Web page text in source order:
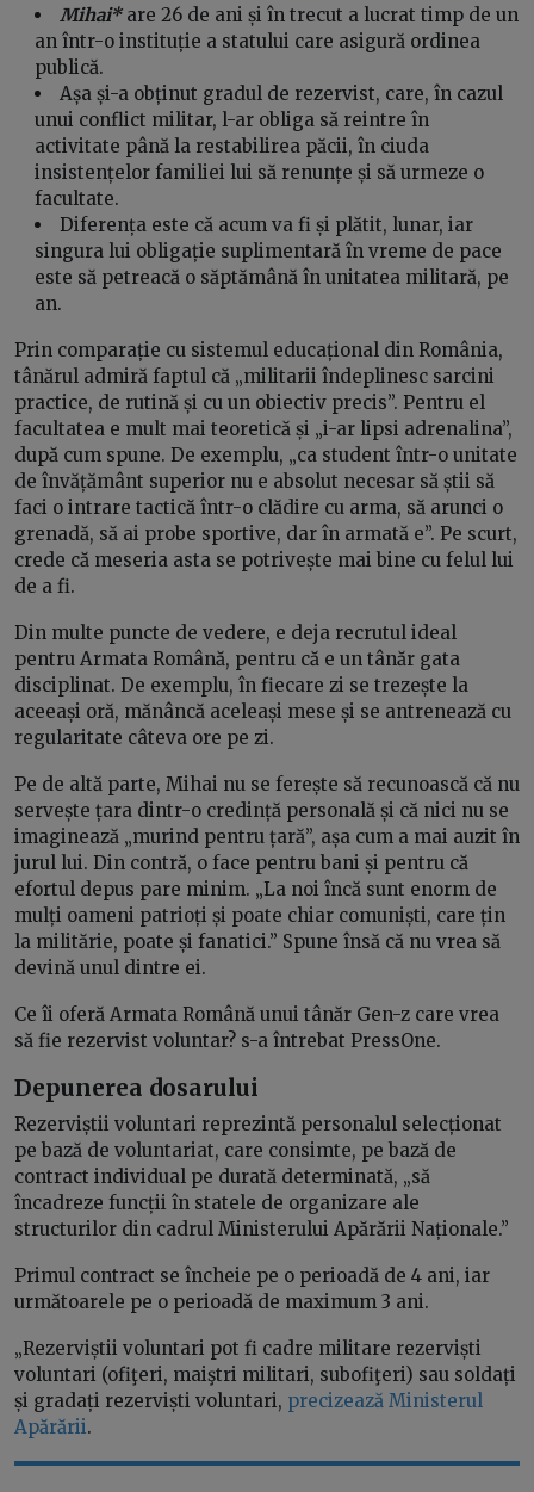
Mihai* are 26 de ani și în trecut a lucrat timp de un
an într-o instituție a statului care asigură ordinea
publică.
Așa și-a obținut gradul de rezervist, care, în cazul
unui conflict militar, l-ar obliga să reintre în
activitate până la restabilirea păcii, în ciuda
insistențelor familiei lui să renunțe și să urmeze o
facultate.
Diferența este că acum va fi și plătit, lunar, iar
singura lui obligație suplimentară în vreme de pace
este să petreacă o săptămână în unitatea militară, pe
an.
Prin comparație cu sistemul educațional din România,
tânărul admiră faptul că „militarii îndeplinesc sarcini
practice, de rutină și cu un obiectiv precis”. Pentru el
facultatea e mult mai teoretică și „i-ar lipsi adrenalina”,
după cum spune. De exemplu, „ca student într-o unitate
de învățământ superior nu e absolut necesar să știi să
faci o intrare tactică într-o clădire cu arma, să arunci o
grenadă, să ai probe sportive, dar în armată e”. Pe scurt,
crede că meseria asta se potrivește mai bine cu felul lui
de a fi.
Din multe puncte de vedere, e deja recrutul ideal
pentru Armata Română, pentru că e un tânăr gata
disciplinat. De exemplu, în fiecare zi se trezește la
aceeași oră, mănâncă aceleași mese și se antrenează cu
regularitate câteva ore pe zi.
Pe de altă parte, Mihai nu se ferește să recunoască că nu
servește țara dintr-o credință personală și că nici nu se
imaginează „murind pentru țară”, așa cum a mai auzit în
jurul lui. Din contră, o face pentru bani și pentru că
efortul depus pare minim. „La noi încă sunt enorm de
mulți oameni patrioți și poate chiar comuniști, care țin
la militărie, poate și fanatici.” Spune însă că nu vrea să
devină unul dintre ei.
Ce îi oferă Armata Română unui tânăr Gen-z care vrea
să fie rezervist voluntar? s-a întrebat PressOne.
Depunerea dosarului
Rezerviștii voluntari reprezintă personalul selecționat
pe bază de voluntariat, care consimte, pe bază de
contract individual pe durată determinată, „să
încadreze funcții în statele de organizare ale
structurilor din cadrul Ministerului Apărării Naționale.”
Primul contract se încheie pe o perioadă de 4 ani, iar
următoarele pe o perioadă de maximum 3 ani.
„Rezerviștii voluntari pot fi cadre militare rezerviști
voluntari (ofiţeri, maiştri militari, subofiţeri) sau soldați
și gradați rezerviști voluntari, precizează Ministerul
Apărării.